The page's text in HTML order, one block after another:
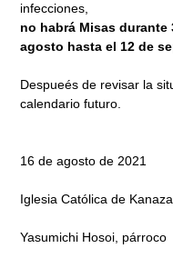
infecciones,
no habrá Misas durante
agosto hasta el 12 de
Despueés de revisar la
calendario futuro.
16 de agosto de 2021
Iglesia Católica de
Yasumichi Hosoi, párroco